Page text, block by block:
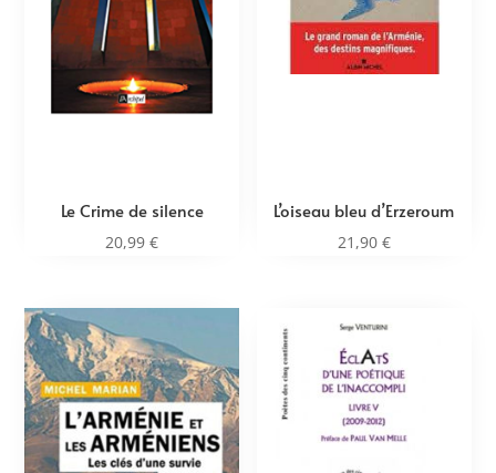
Le Crime de silence
20,99€
L’oiseau bleu d’Erzeroum
21,90 €